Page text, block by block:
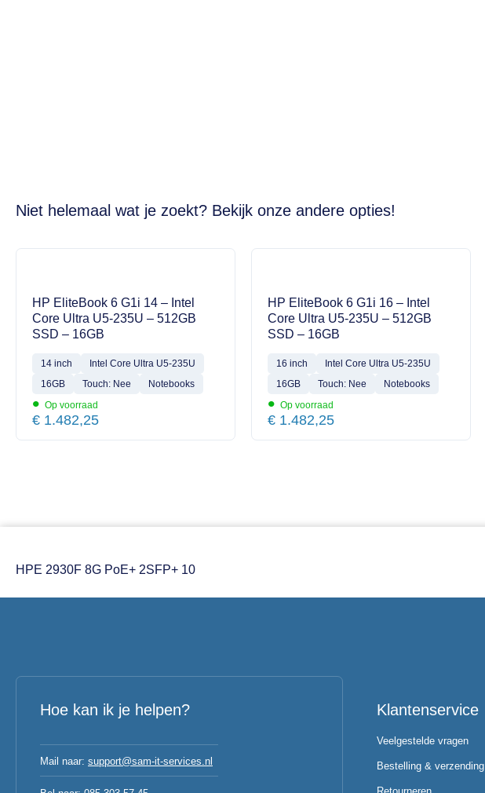
Niet helemaal wat je zoekt? Bekijk onze andere opties!
HP EliteBook 6 G1i 14 – Intel
Core Ultra U5-235U – 512GB
SSD – 16GB
14 inch
Intel Core Ultra U5-235U
16GB
Touch: Nee Notebooks
• Op voorraad
€ 1.482,25
HP EliteBook 6 G1i 16 – Intel
Core Ultra U5-235U – 512GB
SSD – 16GB
16 inch
Intel Core Ultra U5-235U
16GB
Touch: Nee Notebooks
• Op voorraad
€ 1.482,25
HPE 2930F 8G PoE+ 2SFP+ 10
Hoe kan ik je helpen?
Mail naar: support@sam-it-services.nl
Klantenservice
Veelgestelde vragen
Bestelling & verzending